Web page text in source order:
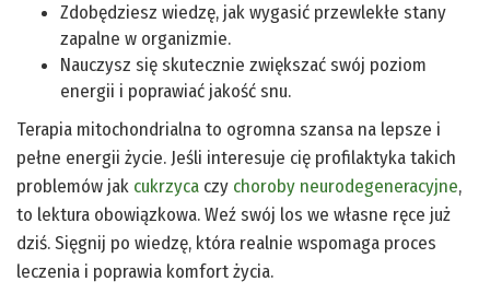
Zdobędziesz wiedzę, jak wygasić przewlekłe stany
zapalne w organizmie.
Nauczysz się skutecznie zwiększać swój poziom
energii i poprawiać jakość snu.
Terapia mitochondrialna to ogromna szansa na lepsze i
pełne energii życie. Jeśli interesuje cię profilaktyka takich
problemów jak cukrzyca czy choroby neurodegeneracyjne,
to lektura obowiązkowa. Weź swój los we własne ręce już
dziś. Sięgnij po wiedzę, która realnie wspomaga proces
leczenia i poprawia komfort życia.